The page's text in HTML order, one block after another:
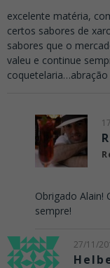
excelente matéria,
certos sabores de
sabores que o
valeu e continue
coquetelaria…abração
Obrigado Alain!
sempre!
27/11/